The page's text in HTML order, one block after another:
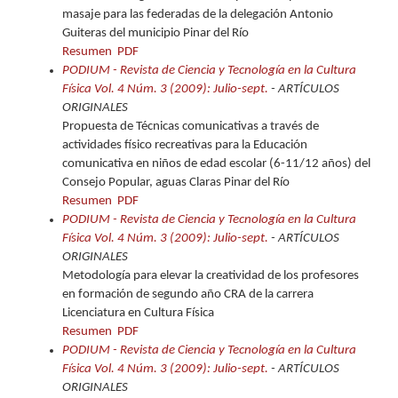
masaje para las federadas de la delegación Antonio
Guiteras del municipio Pinar del Río
Resumen PDF
PODIUM - Revista de Ciencia y Tecnología en la Cultura
Física Vol. 4 Núm. 3 (2009): Julio-sept. - ARTÍCULOS
ORIGINALES
Propuesta de Técnicas comunicativas a través de
actividades físico recreativas para la Educación
comunicativa en niños de edad escolar (6-11/12 años) del
Consejo Popular, aguas Claras Pinar del Río
Resumen PDF
PODIUM - Revista de Ciencia y Tecnología en la Cultura
Física Vol. 4 Núm. 3 (2009): Julio-sept. - ARTÍCULOS
ORIGINALES
Metodología para elevar la creatividad de los profesores
en formación de segundo año CRA de la carrera
Licenciatura en Cultura Física
Resumen PDF
PODIUM - Revista de Ciencia y Tecnología en la Cultura
Física Vol. 4 Núm. 3 (2009): Julio-sept. - ARTÍCULOS
ORIGINALES